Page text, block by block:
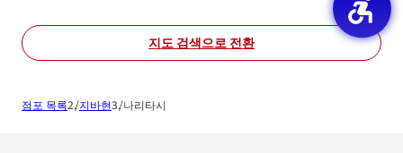
지도 검색으로 전환
점포 목록 지바현 나리타시